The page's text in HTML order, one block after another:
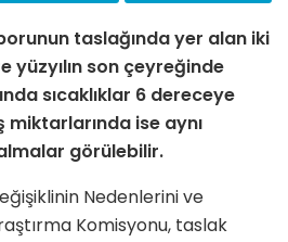
taslağında yer alan iki
yüzyılın son çeyreğinde
sıcaklıklar 6 dereceye
ise aynı
görülebilir.
Nedenlerini ve
Komisyonu, taslak